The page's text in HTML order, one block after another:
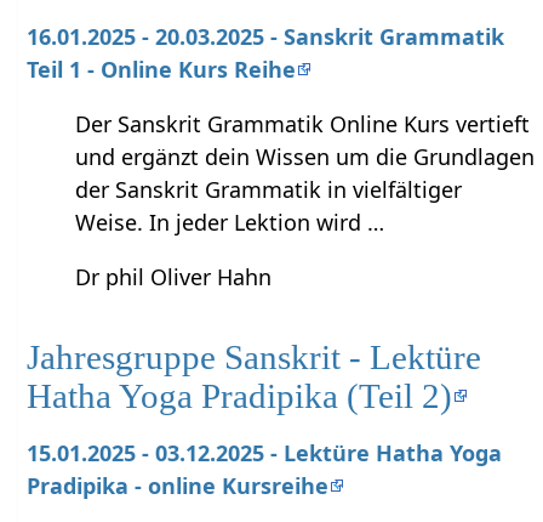
16.01.2025 - 20.03.2025 - Sanskrit Grammatik
Teil 1 - Online Kurs Reihe
Der Sanskrit Grammatik Online Kurs vertieft
und ergänzt dein Wissen um die Grundlagen
der Sanskrit Grammatik in vielfältiger
Weise. In jeder Lektion wird …
Dr phil Oliver Hahn
Jahresgruppe Sanskrit - Lektüre
Hatha Yoga Pradipika (Teil 2)
15.01.2025 - 03.12.2025 - Lektüre Hatha Yoga
Pradipika - online Kursreihe